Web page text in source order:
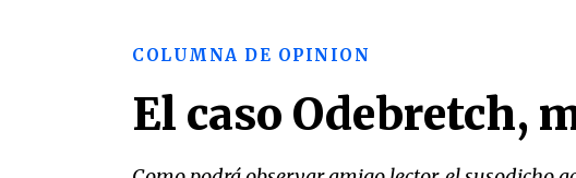
COLUMNA DE OPINION
El caso Odebretch,